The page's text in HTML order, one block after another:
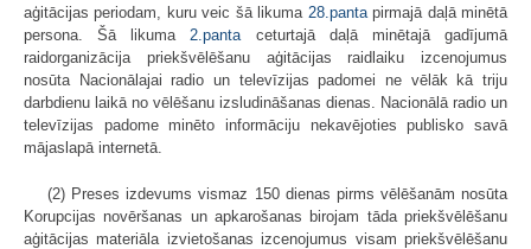
aģitācijas periodam, kuru veic šā likuma 28.pantapirmajā daļā minētā
persona. Šā likuma 2.panta ceturtajā daļā minētajā gadījumā
raidorganizācija priekšvēlēšanu aģitācijas raidlaiku izcenojumus
nosūta Nacionālajai radio un televīzijas padomei ne vēlāk kā triju
darbdienu laikā no vēlēšanu izsludināšanas dienas. Nacionālā radio un
televīzijas padome minēto informāciju nekavējoties publisko savā
mājaslapā internetā.
(2) Preses izdevums vismaz 150 dienas pirms vēlēšanām nosūta
Korupcijas novēršanas un apkarošanas birojam tāda priekšvēlēšanu
aģitācijas materiāla izvietošanas izcenojumus visam priekšvēlēšanu